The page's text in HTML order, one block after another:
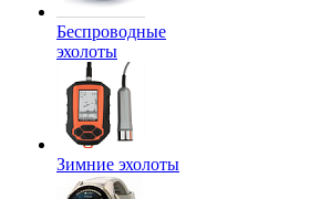
Беспроводные
эхолоты
Зимние эхолоты